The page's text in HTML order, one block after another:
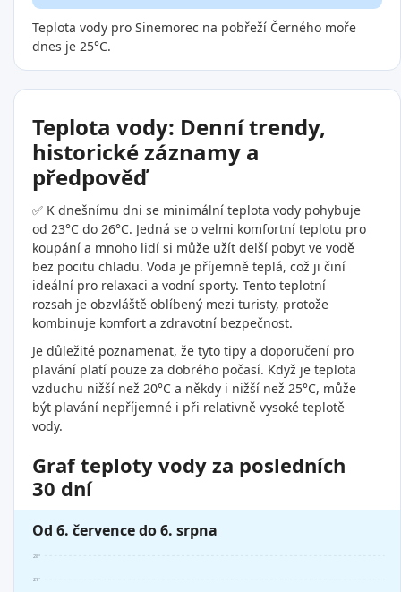
Teplota vody pro Sinemorec na pobřeží Černého moře
dnes je 25°C.
Teplota vody: Denní trendy,
historické záznamy a
předpověď
✅ K dnešnímu dni se minimální teplota vody pohybuje
od 23°C do 26°C. Jedná se o velmi komfortní teplotu pro
koupání a mnoho lidí si může užít delší pobyt ve vodě
bez pocitu chladu. Voda je příjemně teplá, což ji činí
ideální pro relaxaci a vodní sporty. Tento teplotní
rozsah je obzvláště oblíbený mezi turisty, protože
kombinuje komfort a zdravotní bezpečnost.
Je důležité poznamenat, že tyto tipy a doporučení pro
plavání platí pouze za dobrého počasí. Když je teplota
vzduchu nižší než 20°C a někdy i nižší než 25°C, může
být plavání nepříjemné i při relativně vysoké teplotě
vody.
Graf teploty vody za posledních
30 dní
Od 6. července do 6. srpna
27°
28°